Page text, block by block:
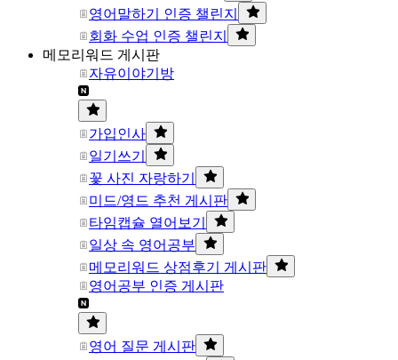
영어말하기 인증 챌린지
회화 수업 인증 챌린지
메모리워드 게시판
자유이야기방
가입인사
일기쓰기
꽃 사진 자랑하기
미드/영드 추천 게시판
타임캡슐 열어보기
일상 속 영어공부
메모리워드 상점후기 게시판
영어공부 인증 게시판
영어 질문 게시판